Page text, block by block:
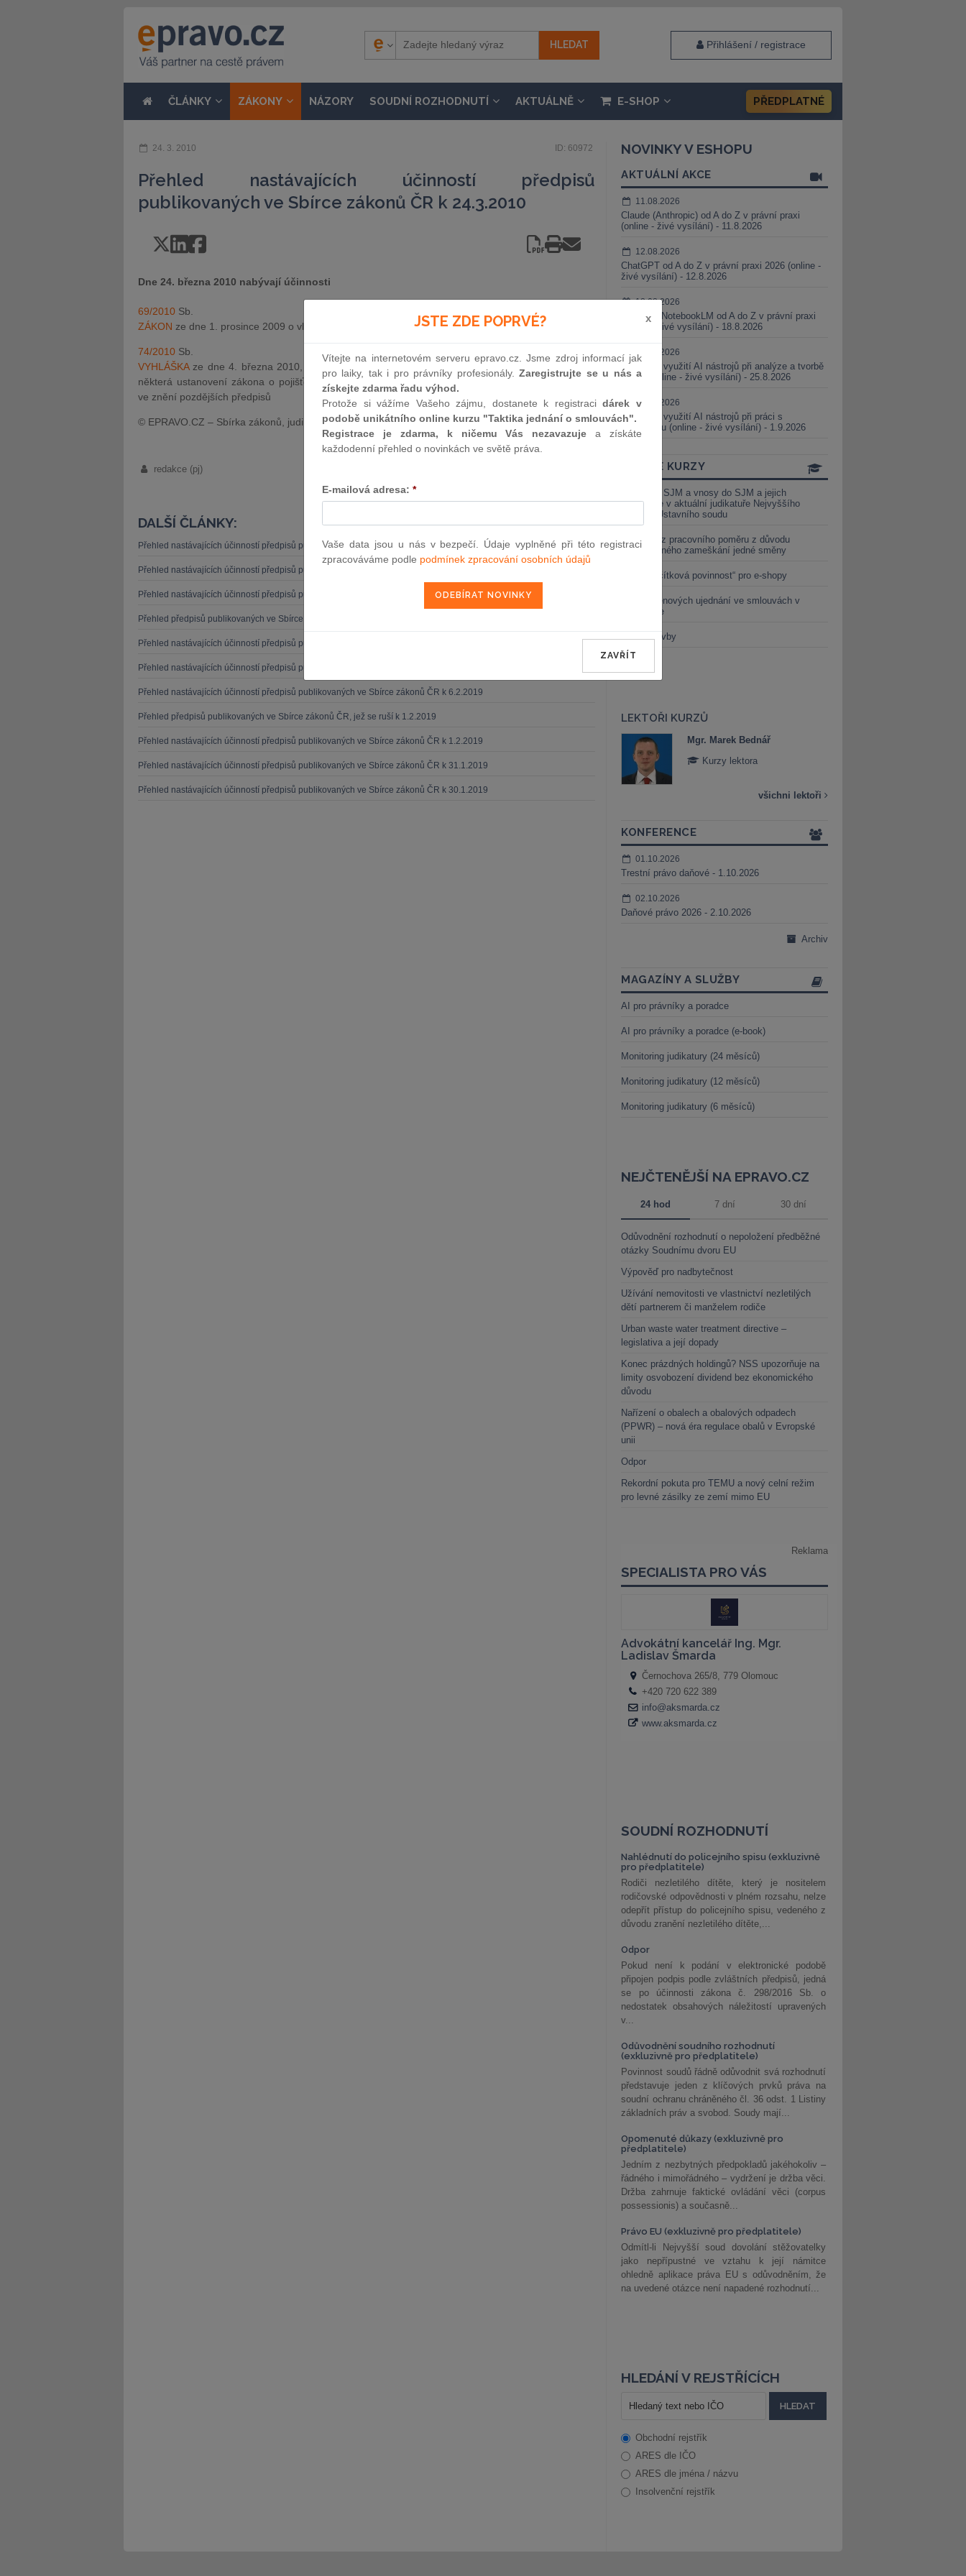
Přihlášení / registrace
ČLÁNKY ZÁKONY NÁZORY SOUDNÍ ROZHODNUTÍ AKTUÁLNĚ E-SHOP PŘEDPLATNÉ
24. 3. 2010 ID: 60972
Přehled nastávajících účinností předpisů
publikovaných ve Sbírce zákonů ČR k 24.3.2010
Dne 24. března 2010 nabývají účinnosti
69/2010 Sb.
ZÁKON ze dne 1. prosince 2009 o vlastnictví letiště Praha-Ruzyně
74/2010 Sb.
VYHLÁŠKAze dne 4. března 2010, kterou se mění vyhláška č.
Sb., kterou se provádějí
některá ustanovení zákona o pojišťovacích zprostředkovatelích a likvidátorech pojistných událostí,
ve znění pozdějších předpisů
© EPRAVO.CZ – Sbírka zákonů, judikatura, právo |www.epravo.cz
redakce (pj)
DALŠÍ ČLÁNKY:
Přehled nastávajících účinností předpisů publikovaných ve Sbírce zákonů ČR k 27.2.2019
Přehled nastávajících účinností předpisů publikovaných ve Sbírce zákonů ČR k 22.2.2019
Přehled nastávajících účinností předpisů publikovaných ve Sbírce zákonů ČR k 16.2.2019
Přehled předpisů publikovaných ve Sbírce zákonů ČR, jež se ruší k 15.2.2019
Přehled nastávajících účinností předpisů publikovaných ve Sbírce zákonů ČR k 15.2.2019
Přehled nastávajících účinností předpisů publikovaných ve Sbírce zákonů ČR k 9.2.2019
Přehled nastávajících účinností předpisů publikovaných ve Sbírce zákonů ČR k 6.2.2019
Přehled předpisů publikovaných ve Sbírce zákonů ČR, jež se ruší k 1.2.2019
Přehled nastávajících účinností předpisů publikovaných ve Sbírce zákonů ČR k 1.2.2019
Přehled nastávajících účinností předpisů publikovaných ve Sbírce zákonů ČR k 31.1.2019
Přehled nastávajících účinností předpisů publikovaných ve Sbírce zákonů ČR k 30.1.2019
NOVINKY V ESHOPU
AKTUÁLNÍ AKCE
11.08.2026
Claude (Anthropic) od A do Z v právní praxi
(online - živé vysílání) - 11.8.2026
12.08.2026
ChatGPT od A do Z v právní praxi 2026 (online -
živé vysílání) - 12.8.2026
18.08.2026
Gemini a NotebookLM od A do Z v právní praxi
(online - živé vysílání) - 18.8.2026
25.08.2026
Praktické využití AI nástrojů při analýze a tvorbě
smluv (online - živé vysílání) - 25.8.2026
01.09.2026
Praktické využití AI nástrojů při práci s
judikaturou (online - živé vysílání) - 1.9.2026
ONLINE KURZY
Vnosy ze SJM a vnosy do SJM a jejich
valorizace v aktuální judikatuře Nejvyššího
soudu a Ústavního soudu
Výpověď z pracovního poměru z důvodu
neomluveného zameškání jedné směny
Nová „tlačítková povinnost“ pro e-shopy
Změna cenových ujednání ve smlouvách v
energetice
Černé stavby
LEKTOŘI KURZŮ
JUDr. Tomáš Nielsen
JUDr. Tomáš Sokol
Kurzy lektora
JUDr. Martin Maisner, Ph.D.,
Mgr. Marek Bednář
Kurzy lektora
všichni lektoři
KONFERENCE
01.10.2026
Trestní právo daňové - 1.10.2026
02.10.2026
Daňové právo 2026 - 2.10.2026
Archiv
MAGAZÍNY A SLUŽBY
AI pro právníky a poradce
AI pro právníky a poradce (e-book)
Monitoring judikatury (24 měsíců)
Monitoring judikatury (12 měsíců)
Monitoring judikatury (6 měsíců)
NEJČTENĚJŠÍ NA EPRAVO.CZ
24 hod 7 dní 30 dní
Odůvodnění rozhodnutí o nepoložení předběžné
otázky Soudnímu dvoru EU
Výpověď pro nadbytečnost
Užívání nemovitosti ve vlastnictví nezletilých
dětí partnerem či manželem rodiče
Urban waste water treatment directive –
legislativa a její dopady
Konec prázdných holdingů? NSS upozorňuje na
limity osvobození dividend bez ekonomického
důvodu
Nařízení o obalech a obalových odpadech
(PPWR) – nová éra regulace obalů v Evropské
unii
Odpor
Rekordní pokuta pro TEMU a nový celní režim
pro levné zásilky ze zemí mimo EU
SOUDNÍ ROZHODNUTÍ
Nahlédnutí do policejního spisu (exkluzivně
pro předplatitele)
Rodiči nezletilého dítěte, který je nositelem
rodičovské odpovědnosti v plném rozsahu, nelze
odepřít přístup do policejního spisu, vedeného z
důvodu zranění nezletilého dítěte,...
Odpor
Pokud není k podání v elektronické podobě
připojen podpis podle zvláštních předpisů, jedná
se po účinnosti zákona č. 298/2016 Sb. o
nedostatek obsahových náležitostí upravených
v...
Odůvodnění soudního rozhodnutí
(exkluzivně pro předplatitele)
Povinnost soudů řádně odůvodnit svá rozhodnutí
představuje jeden z klíčových prvků práva na
soudní ochranu chráněného čl. 36 odst. 1 Listiny
základních práv a svobod. Soudy mají...
Opomenuté důkazy (exkluzivně pro
předplatitele)
Jedním z nezbytných předpokladů jakéhokoliv –
řádného i mimořádného – vydržení je držba věci.
Držba zahrnuje faktické ovládání věci (corpus
possessionis) a současně...
Právo EU (exkluzivně pro předplatitele)
Odmítl-li Nejvyšší soud dovolání stěžovatelky
jako nepřípustné ve vztahu k její námitce
ohledně aplikace práva EU s odůvodněním, že
na uvedené otázce není napadené rozhodnutí...
HLEDÁNÍ V REJSTŘÍCÍCH
Obchodní rejstřík
ARES dle IČO
ARES dle jména / názvu
Insolvenční rejstřík
JSTE ZDE POPRVÉ? x
Vítejte na internetovém serveru epravo.cz. Jsme zdroj informací jak
pro laiky, tak i pro právníky profesionály.Zaregistrujte se u nás a
získejte zdarma řadu výhod.
Protože si vážíme Vašeho zájmu, dostanete k registracidárek v
podobě unikátního online kurzu "Taktika jednání o smlouvách".
Registrace je zdarma, k ničemu Vás nezavazuje a získáte
každodenní přehled o novinkách ve světě práva.
E-mailová adresa: *
Vaše data jsou u nás v bezpečí. Údaje vyplněné při této registraci
zpracováváme podle podmínek zpracování osobních údajů
ZAVŘÍT